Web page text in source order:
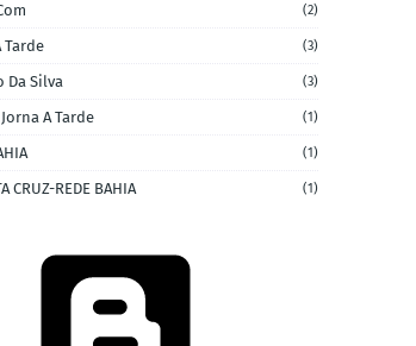
(2)
Tarde (3)
Da Silva (3)
A Tarde (1)
(1)
CRUZ-REDE BAHIA (1)